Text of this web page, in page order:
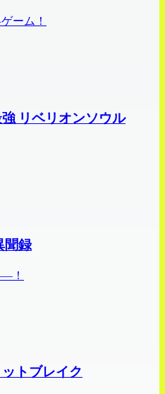
ーム！
リベリオンソウル
聞録
！
トブレイク